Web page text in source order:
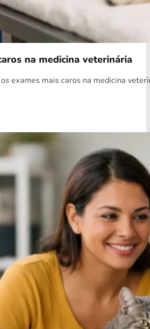
na medicina veterinária
exames mais caros na medicina